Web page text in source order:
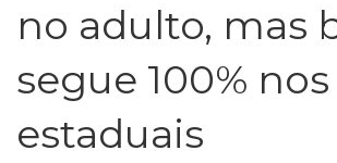
no adulto, mas
segue 100% nos
estaduais